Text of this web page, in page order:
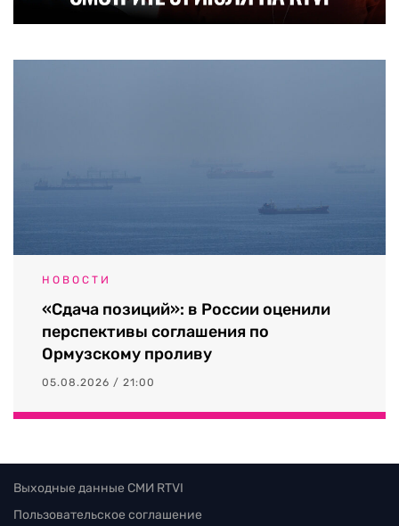
НОВОСТИ
«Сдача позиций»: в России оценили
перспективы соглашения по
Ормузскому проливу
05.08.2026 / 21:00
Выходные данные СМИ RTVI
Пользовательское соглашение